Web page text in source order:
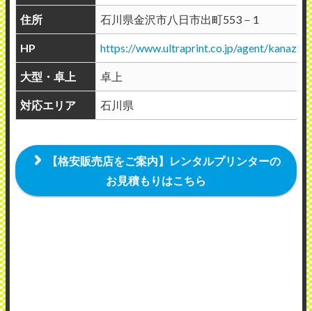
住所 石川県金沢市八日市出町553－1
HP https://www.ultraprint.co.jp/agent/
大型・卓上 卓上
対応エリア 石川県
【格安販売店をご案内】レンタルプリンターの
お見積もりはこちら